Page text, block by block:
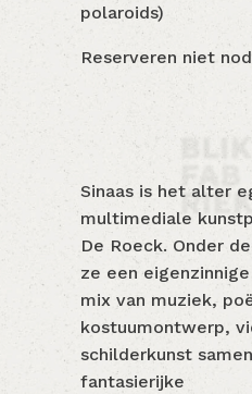
polaroids)
Reserveren niet
Sinaas is het alter
multimediale
De Roeck. Onder
ze een eigenzinnige
mix van muziek,
kostuumontwerp,
schilderkunst
fantasierijke